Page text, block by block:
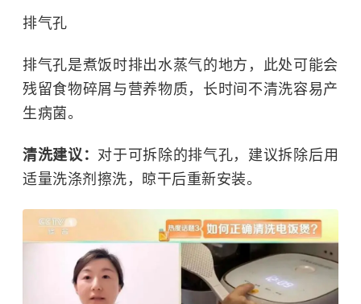
排气孔
排气孔是煮饭时排出水蒸气的地方，此处可能会
残留食物碎屑与营养物质，长时间不清洗容易产
生病菌。
清洗建议： 对于可拆除的排气孔，建议拆除后用
适量洗涤剂擦洗，晾干后重新安装。